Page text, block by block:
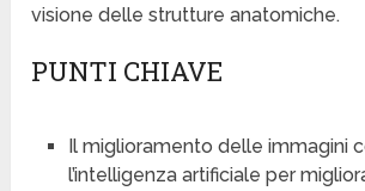
visione delle strutture anatomiche.
PUNTI CHIAVE
Il miglioramento delle immagini
l’intelligenza artificiale per